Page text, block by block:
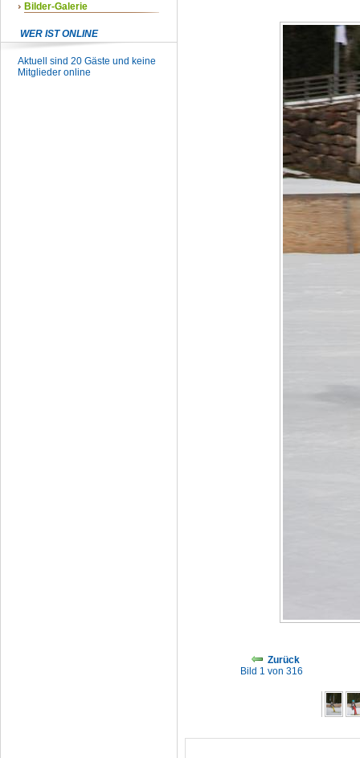
Bilder-Galerie
WER IST ONLINE
Aktuell sind 20 Gäste und keine
Mitglieder online
Zurück
Bild 1 von 316